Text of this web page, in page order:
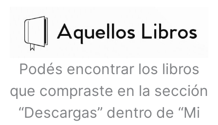
Podés encontrar los libros
que compraste en la sección
“Descargas” dentro de “Mi
principal